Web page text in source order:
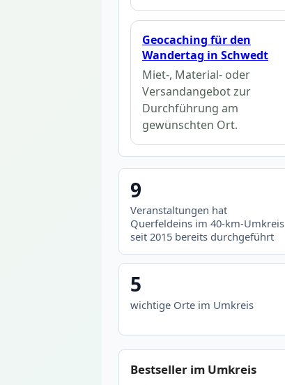
Geocaching für den
Wandertag in Schwedt
Miet-, Material- oder
Versandangebot zur
Durchführung am
gewünschten Ort.
9
Veranstaltungen hat
Querfeldeins im 40-km-Umkreis
seit 2015 bereits durchgeführt
5
wichtige Orte im Umkreis
Bestseller im Umkreis